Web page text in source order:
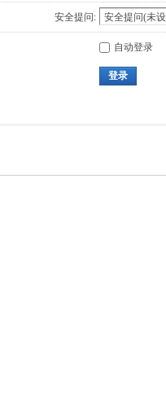
安全提问:
自动登录
登录